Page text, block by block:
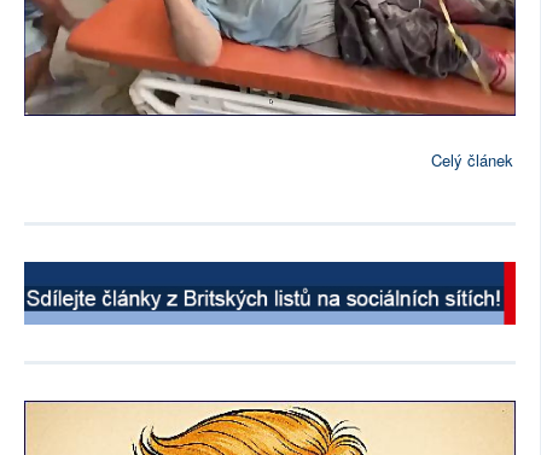
Celý článek